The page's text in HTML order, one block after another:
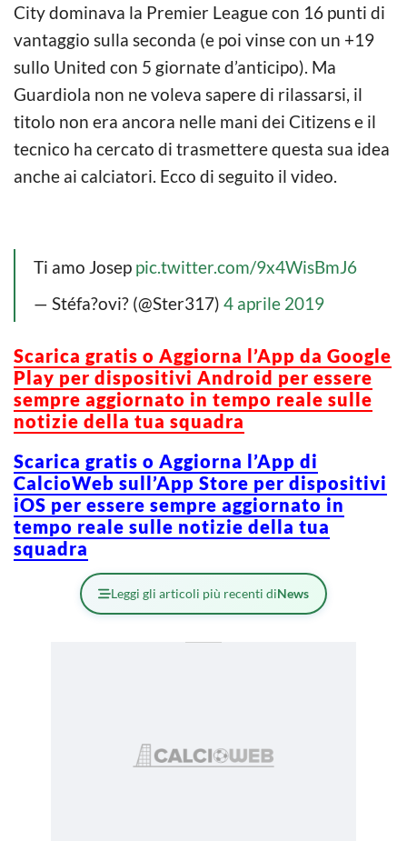
City dominava la Premier League con 16 punti di
vantaggio sulla seconda (e poi vinse con un +19
sullo United con 5 giornate d’anticipo). Ma
Guardiola non ne voleva sapere di rilassarsi, il
titolo non era ancora nelle mani dei Citizens e il
tecnico ha cercato di trasmettere questa sua idea
anche ai calciatori. Ecco di seguito il video.
Ti amo Josep pic.twitter.com/9x4WisBmJ6
— Stéfa?ovi? (@Ster317) 4 aprile 2019
Scarica gratis o Aggiorna l’App da Google
Play per dispositivi Android per essere
sempre aggiornato in tempo reale sulle
notizie della tua squadra
Scarica gratis o Aggiorna l’App di
CalcioWeb sull’App Store per dispositivi
iOS per essere sempre aggiornato in
tempo reale sulle notizie della tua
squadra
Leggi gli articoli più recenti diNews